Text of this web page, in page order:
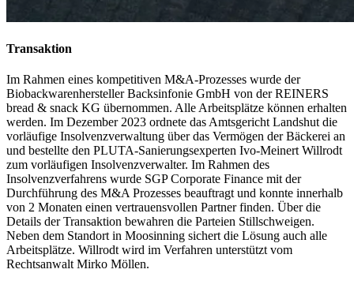
Transaktion
Im Rahmen eines kompetitiven M&A-Prozesses wurde der
Biobackwarenhersteller Backsinfonie GmbH von der REINERS
bread & snack KG übernommen. Alle Arbeitsplätze können erhalten
werden. Im Dezember 2023 ordnete das Amtsgericht Landshut die
vorläufige Insolvenzverwaltung über das Vermögen der Bäckerei an
und bestellte den PLUTA-Sanierungsexperten Ivo-Meinert Willrodt
zum vorläufigen Insolvenzverwalter. Im Rahmen des
Insolvenzverfahrens wurde SGP Corporate Finance mit der
Durchführung des M&A Prozesses beauftragt und konnte innerhalb
von 2 Monaten einen vertrauensvollen Partner finden. Über die
Details der Transaktion bewahren die Parteien Stillschweigen.
Neben dem Standort in Moosinning sichert die Lösung auch alle
Arbeitsplätze. Willrodt wird im Verfahren unterstützt vom
Rechtsanwalt Mirko Möllen.